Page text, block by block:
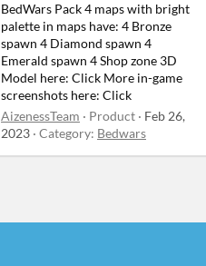
BedWars Pack 4 maps with bright
palette in maps have: 4 Bronze
spawn 4 Diamond spawn 4
Emerald spawn 4 Shop zone 3D
Model here: Click More in-game
screenshots here: Click
AizenessTeam
Product
Feb 26,
2023 Category: Bedwars